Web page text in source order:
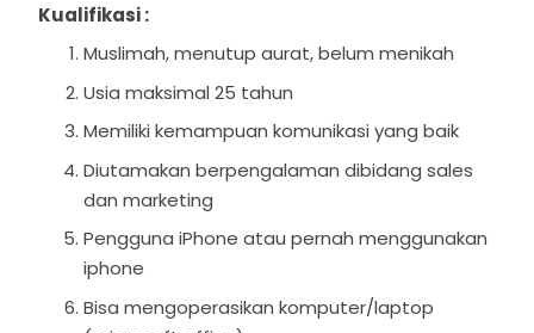
Kualifikasi :
Muslimah, menutup aurat, belum menikah
Usia maksimal 25 tahun
Memiliki kemampuan komunikasi yang baik
Diutamakan berpengalaman dibidang sales
dan marketing
Pengguna iPhone atau pernah menggunakan
iphone
Bisa mengoperasikan komputer/laptop